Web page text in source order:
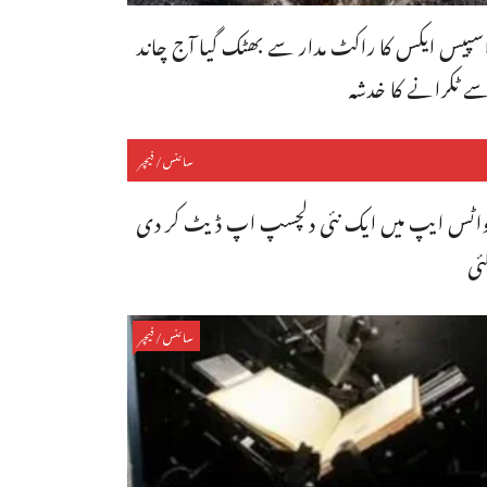
ایکس کا راکٹ مدار سے بھٹک گیا آج چاند
ٹکرانے کا خدشہ
سائنس/فیچر
ایپ میں ایک نئی دلچسپ اپ ڈیٹ کر دی
سائنس/فیچر